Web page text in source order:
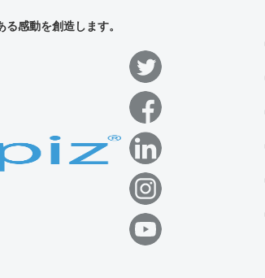
感動を創造します。